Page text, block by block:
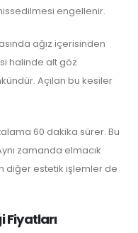
engellenir.
ağız içerisinden
halinde alt göz
Açılan bu kesiler
60 dakika sürer. Bu
zamanda elmacık
diğer estetik işlemler de
Fiyatları